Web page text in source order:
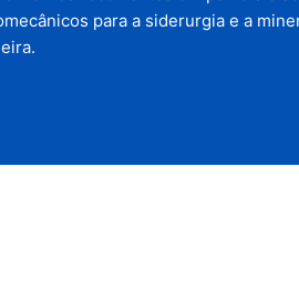
para a siderurgia e a